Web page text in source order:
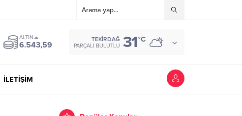
ALTIN
6.543,59
TEKIRDAĞ
PARÇALI BULUTLU 31°C
İLETİŞİM